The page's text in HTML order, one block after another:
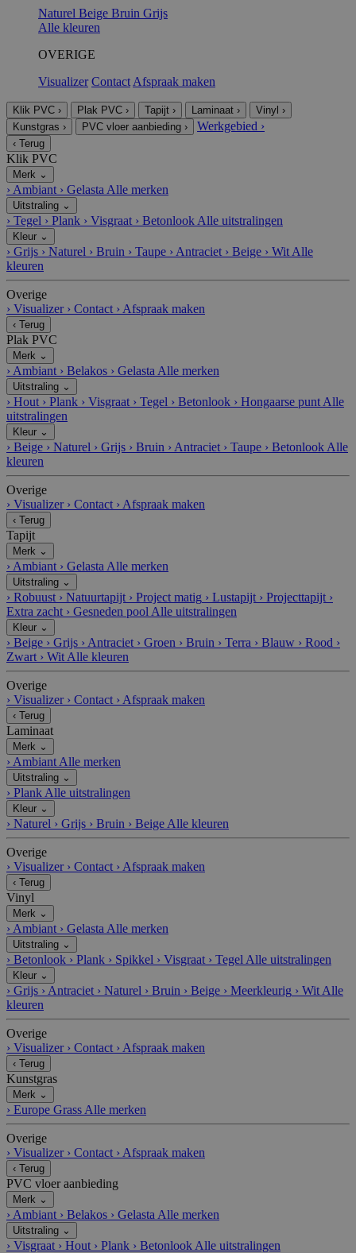
Naturel Beige Bruin Grijs
Alle kleuren
OVERIGE
Visualizer Contact Afspraak maken
Klik PVC › Plak PVC › Tapijt › Laminaat › Vinyl ›
Kunstgras › PVC vloer aanbieding › Werkgebied ›
‹ Terug
Klik PVC
Merk ⌄
› Ambiant › Gelasta Alle merken
Uitstraling ⌄
› Tegel › Plank › Visgraat › Betonlook Alle uitstralingen
Kleur ⌄
› Grijs › Naturel › Bruin › Taupe › Antraciet › Beige › Wit Alle
kleuren
Overige
› Visualizer › Contact › Afspraak maken
‹ Terug
Plak PVC
Merk ⌄
› Ambiant › Belakos › Gelasta Alle merken
Uitstraling ⌄
› Hout › Plank › Visgraat › Tegel › Betonlook › Hongaarse punt Alle
uitstralingen
Kleur ⌄
› Beige › Naturel › Grijs › Bruin › Antraciet › Taupe › Betonlook Alle
kleuren
Overige
› Visualizer › Contact › Afspraak maken
‹ Terug
Tapijt
Merk ⌄
› Ambiant › Gelasta Alle merken
Uitstraling ⌄
› Robuust › Natuurtapijt › Project matig › Lustapijt › Projecttapijt ›
Extra zacht › Gesneden pool Alle uitstralingen
Kleur ⌄
› Beige › Grijs › Antraciet › Groen › Bruin › Terra › Blauw › Rood ›
Zwart › Wit Alle kleuren
Overige
› Visualizer › Contact › Afspraak maken
‹ Terug
Laminaat
Merk ⌄
› Ambiant Alle merken
Uitstraling ⌄
› Plank Alle uitstralingen
Kleur ⌄
› Naturel › Grijs › Bruin › Beige Alle kleuren
Overige
› Visualizer › Contact › Afspraak maken
‹ Terug
Vinyl
Merk ⌄
› Ambiant › Gelasta Alle merken
Uitstraling ⌄
› Betonlook › Plank › Spikkel › Visgraat › Tegel Alle uitstralingen
Kleur ⌄
› Grijs › Antraciet › Naturel › Bruin › Beige › Meerkleurig › Wit Alle
kleuren
Overige
› Visualizer › Contact › Afspraak maken
‹ Terug
Kunstgras
Merk ⌄
› Europe Grass Alle merken
Overige
› Visualizer › Contact › Afspraak maken
‹ Terug
PVC vloer aanbieding
Merk ⌄
› Ambiant › Belakos › Gelasta Alle merken
Uitstraling ⌄
› Visgraat › Hout › Plank › Betonlook Alle uitstralingen